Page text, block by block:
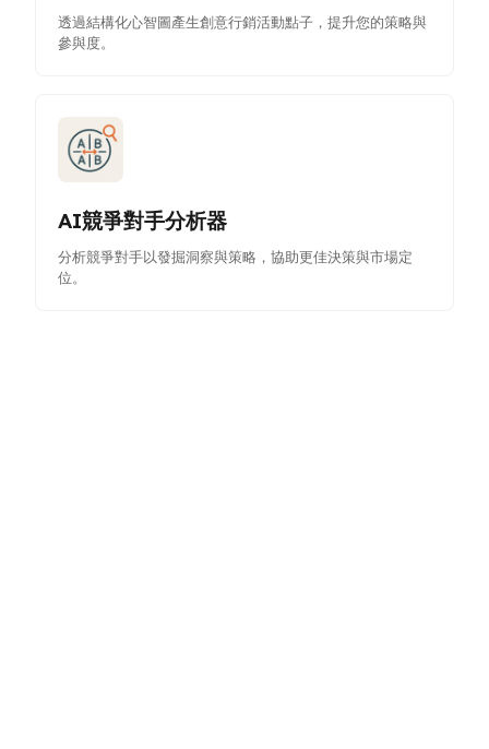
透過結構化心智圖產生創意行銷活動點子，提升您的策略與
參與度。
AI競爭對手分析器
分析競爭對手以發掘洞察與策略，協助更佳決策與市場定
位。